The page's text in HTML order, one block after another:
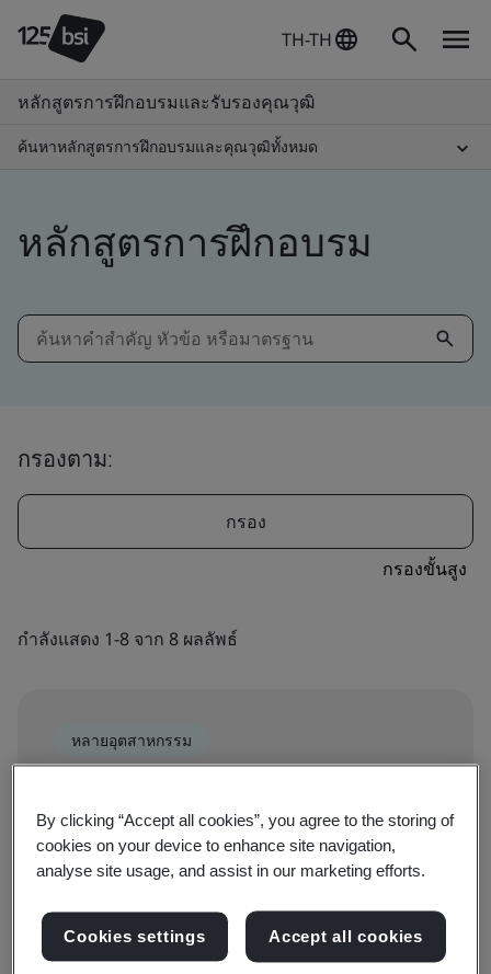
TH-TH
หลักสูตรการฝึกอบรมและรับรองคุณวุฒิ
ค้นหาหลักสูตรการฝึกอบรมและคุณวุฒิทั้งหมด
หลักสูตรการฝึกอบรม
กรองตาม:
กรอง
กรองขั้นสูง
กำลังแสดง 1-8 จาก 8 ผลลัพธ์
หลายอุตสาหกรรม
22301:2019 Lead Auditor
การจัดการความต่อเนื่องทางธุรกิจ
จาก ฿38000
By clicking “Accept all cookies”, you agree to the storing of
cookies on your device to enhance site navigation,
analyse site usage, and assist in our marketing efforts.
Cookies settings Accept all cookies